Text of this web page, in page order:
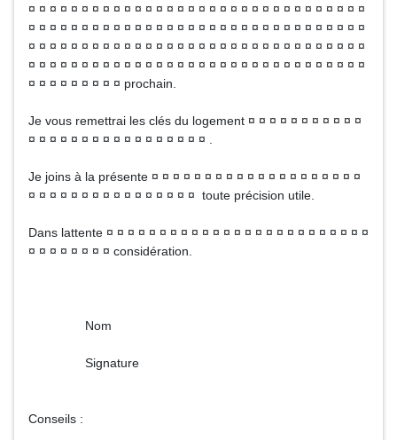
¤ ¤ ¤ ¤ ¤ ¤ ¤ ¤ ¤ ¤ ¤ ¤ ¤ ¤ ¤ ¤ ¤ ¤ ¤ ¤ ¤ ¤ ¤ ¤ ¤ ¤ ¤ ¤ ¤ ¤ ¤ ¤
¤ ¤ ¤ ¤ ¤ ¤ ¤ ¤ ¤ ¤ ¤ ¤ ¤ ¤ ¤ ¤ ¤ ¤ ¤ ¤ ¤ ¤ ¤ ¤ ¤ ¤ ¤ ¤ ¤ ¤ ¤ ¤
¤ ¤ ¤ ¤ ¤ ¤ ¤ ¤ ¤ ¤ ¤ ¤ ¤ ¤ ¤ ¤ ¤ ¤ ¤ ¤ ¤ ¤ ¤ ¤ ¤ ¤ ¤ ¤ ¤ ¤ ¤ ¤
¤ ¤ ¤ ¤ ¤ ¤ ¤ ¤ ¤ ¤ ¤ ¤ ¤ ¤ ¤ ¤ ¤ ¤ ¤ ¤ ¤ ¤ ¤ ¤ ¤ ¤ ¤ ¤ ¤ ¤ ¤ ¤
¤ ¤ ¤ ¤ ¤ ¤ ¤ ¤ ¤ prochain.
Je vous remettrai les clés du logement ¤ ¤ ¤ ¤ ¤ ¤ ¤ ¤ ¤ ¤ ¤
¤ ¤ ¤ ¤ ¤ ¤ ¤ ¤ ¤ ¤ ¤ ¤ ¤ ¤ ¤ ¤ ¤ .
Je joins à la présente ¤ ¤ ¤ ¤ ¤ ¤ ¤ ¤ ¤ ¤ ¤ ¤ ¤ ¤ ¤ ¤ ¤ ¤ ¤ ¤
¤ ¤ ¤ ¤ ¤ ¤ ¤ ¤ ¤ ¤ ¤ ¤ ¤ ¤ ¤ ¤ toute précision utile.
Dans lattente ¤ ¤ ¤ ¤ ¤ ¤ ¤ ¤ ¤ ¤ ¤ ¤ ¤ ¤ ¤ ¤ ¤ ¤ ¤ ¤ ¤ ¤ ¤ ¤ ¤
¤ ¤ ¤ ¤ ¤ ¤ ¤ ¤ considération.
Nom
Signature
Conseils :